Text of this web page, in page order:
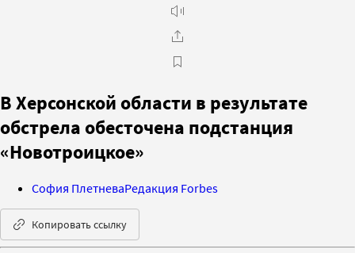
В Херсонской области в результате
обстрела обесточена подстанция
«Новотроицкое»
София ПлетневаРедакция Forbes
Копировать ссылку